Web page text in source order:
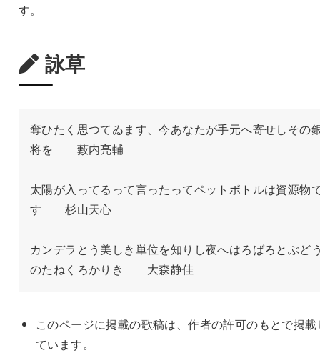
す。
詠草
奪ひたく思つてゐます、今あなたが手元へ寄せしその
将を　　藪内亮輔
太陽が入ってるって言ったってペットボトルは資源物
す　　杉山天心
カンデラとう美しき単位を知りし夜へはろばろとぶど
のたねくろかりき　　大森静佳
このページに掲載の歌稿は、作者の許可のもとで掲載
ています。